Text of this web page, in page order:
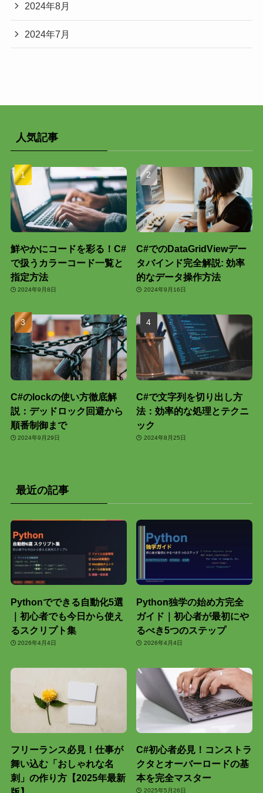
2024年8月
2024年7月
人気記事
鮮やかにコードを彩る！C#
で扱うカラーコード一覧と
指定方法
2024年9月8日
C#でのDataGridViewデー
タバインド完全解説: 効率
的なデータ操作方法
2024年9月16日
C#のlockの使い方徹底解
説：デッドロック回避から
順番制御まで
2024年9月29日
C#で文字列を切り出し方
法：効率的な処理とテクニ
ック
2024年8月25日
最近の記事
Pythonでできる自動化5選
｜初心者でも今日から使え
るスクリプト集
2026年4月4日
Python独学の始め方完全
ガイド｜初心者が最初にや
るべき5つのステップ
2026年4月4日
フリーランス必見！仕事が
舞い込む「おしゃれな名
刺」の作り方【2025年最新
C#初心者必見！コンストラ
クタとオーバーロードの基
本を完全マスター
2025年5月26日